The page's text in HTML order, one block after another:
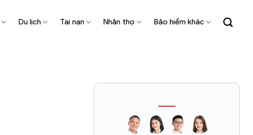
Du lịch Tai nạn Nhân thọ Bảo hiểm khác